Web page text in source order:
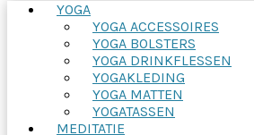
YOGA
YOGA ACCESSOIRES
YOGA BOLSTERS
YOGA DRINKFLESSEN
YOGAKLEDING
YOGA MATTEN
YOGATASSEN
MEDITATIE